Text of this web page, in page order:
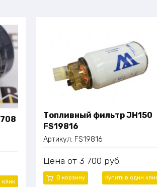
клик
Топливный фильтр JH150
FS19816
Артикул: FS19816
Цена 3 700 руб.
В корзину Купить в один